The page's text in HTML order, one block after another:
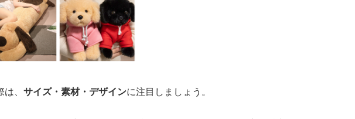
、 サイズ・素材・デザインに注目しましょう。